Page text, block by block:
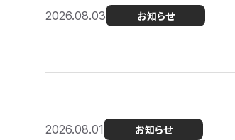
2026.08.03 お知らせ
2026.08.01 お知らせ